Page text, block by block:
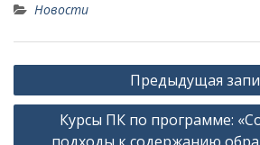
Новости
Навигация
по
записям
Предыдущая
Курсы ПК по программе: